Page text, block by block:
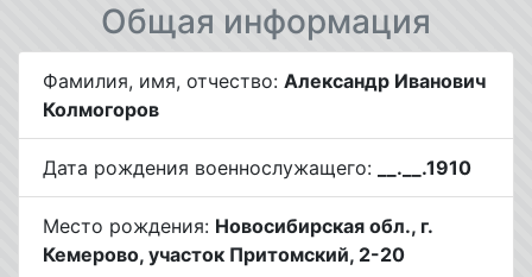
Общая информация
Фамилия, имя, отчество: Александр Иванович
Колмогоров
Дата рождения военнослужащего: __.__.1910
Место рождения: Новосибирская обл., г.
Кемерово, участок Притомский, 2-20